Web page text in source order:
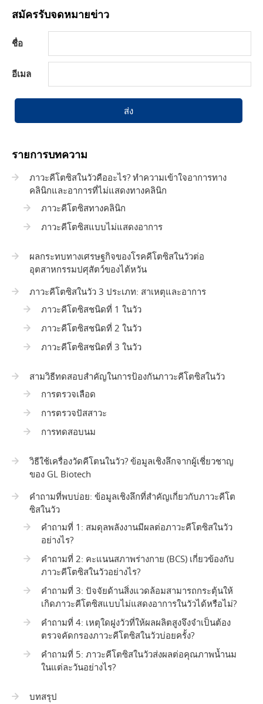
สมัครรับจดหมายข่าว
ชื่อ
อีเมล
ส่ง
รายการบทความ
ภาวะคีโตซิสในวัวคืออะไร? ทำความเข้าใจอาการทาง
คลินิกและอาการที่ไม่แสดงทางคลินิก
ภาวะคีโตซิสทางคลินิก
ภาวะคีโตซิสแบบไม่แสดงอาการ
ผลกระทบทางเศรษฐกิจของโรคคีโตซิสในวัวต่อ
อุตสาหกรรมปศุสัตว์ของไต้หวัน
ภาวะคีโตซิสในวัว 3 ประเภท: สาเหตุและอาการ
ภาวะคีโตซิสชนิดที่ 1 ในวัว
ภาวะคีโตซิสชนิดที่ 2 ในวัว
ภาวะคีโตซิสชนิดที่ 3 ในวัว
สามวิธีทดสอบสำคัญในการป้องกันภาวะคีโตซิสในวัว
การตรวจเลือด
การตรวจปัสสาวะ
การทดสอบนม
วิธีใช้เครื่องวัดคีโตนในวัว? ข้อมูลเชิงลึกจากผู้เชี่ยวชาญ
ของ GL Biotech
คำถามที่พบบ่อย: ข้อมูลเชิงลึกที่สำคัญเกี่ยวกับภาวะคีโต
ซิสในวัว
คำถามที่ 1: สมดุลพลังงานมีผลต่อภาวะคีโตซิสในวัว
อย่างไร?
คำถามที่ 2: คะแนนสภาพร่างกาย (BCS) เกี่ยวข้องกับ
ภาวะคีโตซิสในวัวอย่างไร?
คำถามที่ 3: ปัจจัยด้านสิ่งแวดล้อมสามารถกระตุ้นให้
เกิดภาวะคีโตซิสแบบไม่แสดงอาการในวัวได้หรือไม่?
คำถามที่ 4: เหตุใดฝูงวัวที่ให้ผลผลิตสูงจึงจำเป็นต้อง
ตรวจคัดกรองภาวะคีโตซิสในวัวบ่อยครั้ง?
คำถามที่ 5: ภาวะคีโตซิสในวัวส่งผลต่อคุณภาพน้ำนม
ในแต่ละวันอย่างไร?
บทสรุป